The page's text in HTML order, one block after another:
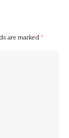
are marked *